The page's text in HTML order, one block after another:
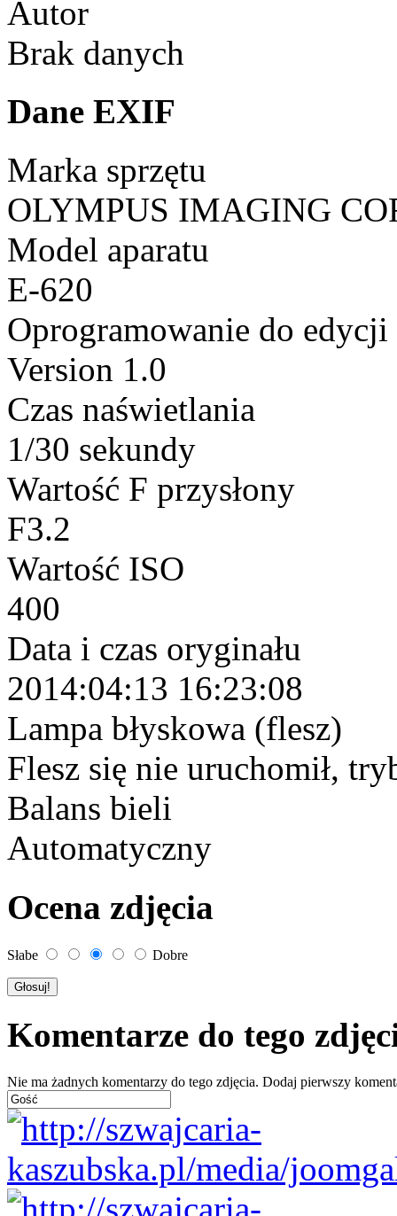
Autor
Brak danych
Dane EXIF
Marka sprzętu
OLYMPUS IMAGING
Model aparatu
E-620
Oprogramowanie do edycji
Version 1.0
Czas naświetlania
1/30 sekundy
Wartość F przysłony
F3.2
Wartość ISO
400
Data i czas oryginału
2014:04:13 16:23:08
Lampa błyskowa (flesz)
Flesz się nie uruchomił,
Balans bieli
Automatyczny
Ocena zdjęcia
Słabe Dobre
Komentarze do tego
Nie ma żadnych komentarzy do tego zdjęcia. Dodaj pierwszy